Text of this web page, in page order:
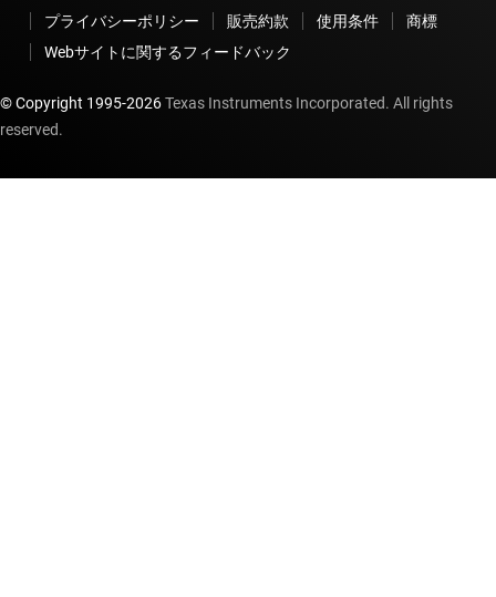
プライバシーポリシー
販売約款 使用条件
商標
Webサイトに関するフィードバック
© Copyright 1995-2026Texas Instruments Incorporated. All rights
reserved.